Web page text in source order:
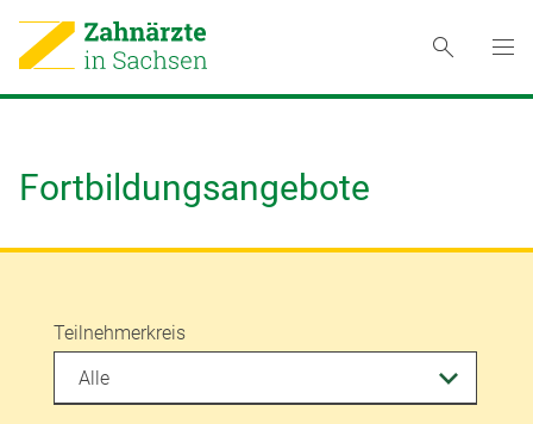
Fortbildungsangebote
Teilnehmerkreis